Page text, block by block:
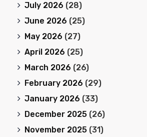
July 2026 (28)
June 2026 (25)
May 2026 (27)
April 2026 (25)
March 2026 (26)
February 2026 (29)
January 2026 (33)
December 2025 (26)
November 2025 (31)